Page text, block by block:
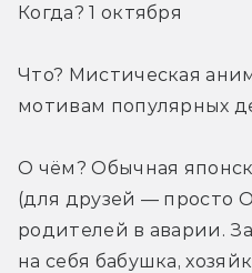
Когда? 1 октября
Что? Мистическая
мотивам популярных
О чём? Обычная
(для друзей — просто
родителей в аварии.
на себя бабушка,